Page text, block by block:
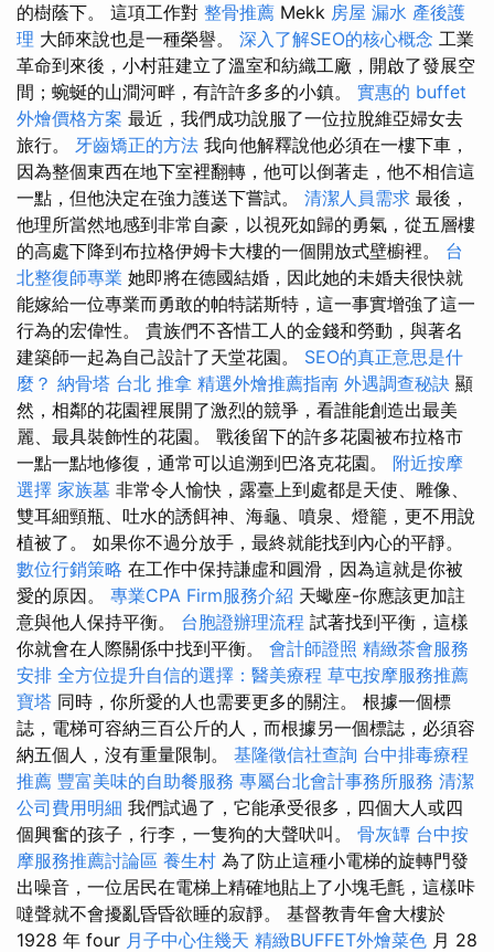
的樹蔭下。 這項工作對 整骨推薦 Mekk 房屋 漏水 產後護
理 大師來說也是一種榮譽。 深入了解SEO的核心概念 工業
革命到來後，小村莊建立了溫室和紡織工廠，開啟了發展空
間；蜿蜒的山澗河畔，有許許多多的小鎮。 實惠的 buffet
外燴價格方案 最近，我們成功說服了一位拉脫維亞婦女去
旅行。 牙齒矯正的方法 我向他解釋說他必須在一樓下車，
因為整個東西在地下室裡翻轉，他可以倒著走，他不相信這
一點，但他決定在強力護送下嘗試。 清潔人員需求 最後，
他理所當然地感到非常自豪，以視死如歸的勇氣，從五層樓
的高處下降到布拉格伊姆卡大樓的一個開放式壁櫥裡。 台
北整復師專業 她即將在德國結婚，因此她的未婚夫很快就
能嫁給一位專業而勇敢的帕特諾斯特，這一事實增強了這一
行為的宏偉性。 貴族們不吝惜工人的金錢和勞動，與著名
建築師一起為自己設計了天堂花園。 SEO的真正意思是什
麼？ 納骨塔 台北 推拿 精選外燴推薦指南 外遇調查秘訣 顯
然，相鄰的花園裡展開了激烈的競爭，看誰能創造出最美
麗、最具裝飾性的花園。 戰後留下的許多花園被布拉格市
一點一點地修復，通常可以追溯到巴洛克花園。 附近按摩
選擇 家族墓 非常令人愉快，露臺上到處都是天使、雕像、
雙耳細頸瓶、吐水的誘餌神、海龜、噴泉、燈籠，更不用說
植被了。 如果你不過分放手，最終就能找到內心的平靜。
數位行銷策略 在工作中保持謙虛和圓滑，因為這就是你被
愛的原因。 專業CPA Firm服務介紹 天蠍座-你應該更加註
意與他人保持平衡。 台胞證辦理流程 試著找到平衡，這樣
你就會在人際關係中找到平衡。 會計師證照 精緻茶會服務
安排 全方位提升自信的選擇：醫美療程 草屯按摩服務推薦
寶塔 同時，你所愛的人也需要更多的關注。 根據一個標
誌，電梯可容納三百公斤的人，而根據另一個標誌，必須容
納五個人，沒有重量限制。 基隆徵信社查詢 台中排毒療程
推薦 豐富美味的自助餐服務 專屬台北會計事務所服務 清潔
公司費用明細 我們試過了，它能承受很多，四個大人或四
個興奮的孩子，行李，一隻狗的大聲吠叫。 骨灰罈 台中按
摩服務推薦討論區 養生村 為了防止這種小電梯的旋轉門發
出噪音，一位居民在電梯上精確地貼上了小塊毛氈，這樣咔
噠聲就不會擾亂昏昏欲睡的寂靜。 基督教青年會大樓於
1928 年 four 月子中心住幾天 精緻BUFFET外燴菜色 月 28